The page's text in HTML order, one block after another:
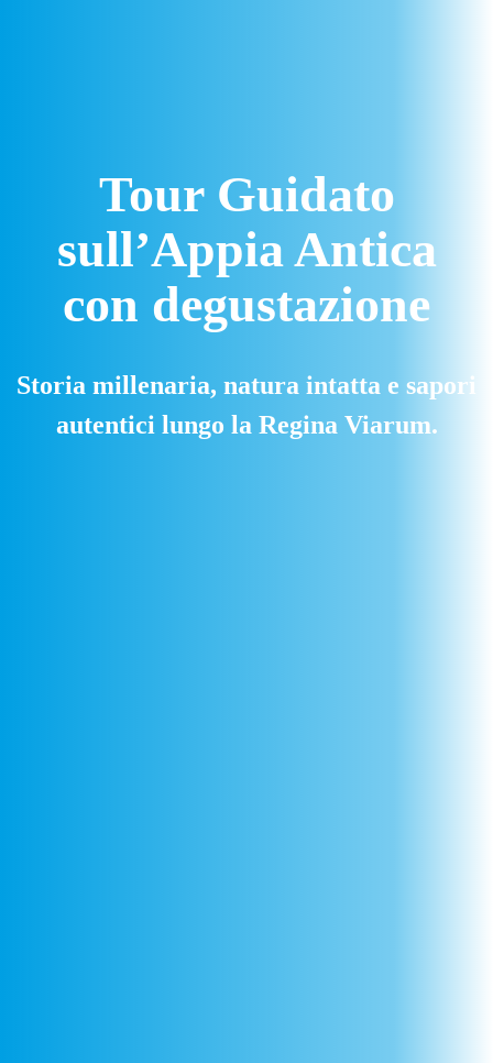
Tour Guidato
sull’Appia Antica
con degustazione
Storia millenaria, natura intatta e sapori
autentici lungo la Regina Viarum.